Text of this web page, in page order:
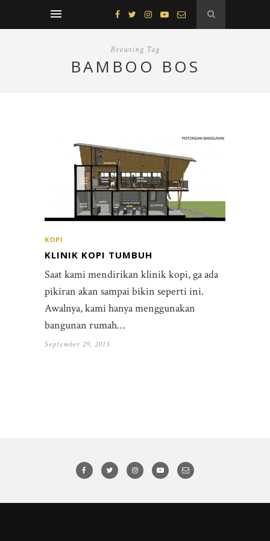
Browsing Tag
BAMBOO BOS
KOPI
KLINIK KOPI TUMBUH
Saat kami mendirikan klinik kopi, ga ada
pikiran akan sampai bikin seperti ini.
Awalnya, kami hanya menggunakan
bangunan rumah…
September 29, 2015